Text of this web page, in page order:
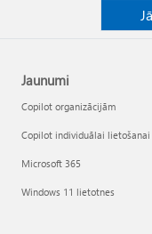
Jā
Jaunumi
Copilot organizācijām
Copilot individuālai lietošanai
Microsoft 365
Windows 11 lietotnes